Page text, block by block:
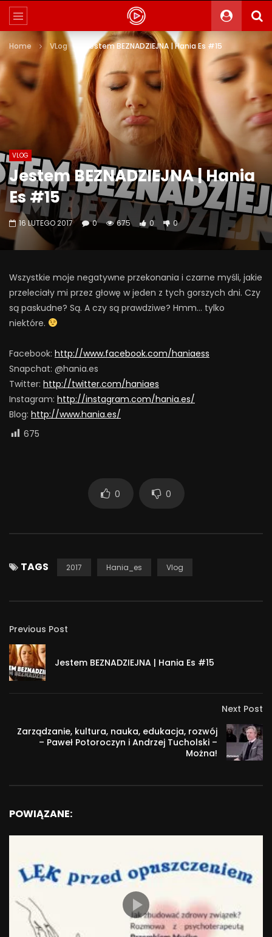
Home VLog Jestem BEZNADZIEJNA | Hania Es #15
VLOG
Jestem BEZNADZIEJNA | Hania
Es #15
16 LUTEGO 2017 0 675 0 0
Wszystkie moje negatywne przekonania i czarne myśli, jakie
przeleciały mi przez głowę w jeden z tych gorszych dni. Czy
są paskudne? Są. A czy są prawdziwe? Hmm… tylko
niektóre.
Facebook: http://www.facebook.com/haniaess
Snapchat: @hania.es
Twitter: http://twitter.com/haniaes
Instagram: http://instagram.com/hania.es/
Blog: http://www.hania.es/
675
0 0
TAGS 2017 Hania_es Vlog
Previous Post
Jestem BEZNADZIEJNA | Hania Es #15
Next Post
Zarządzanie, kultura, nauka, edukacja, rozwój
– Paweł Potoroczyn i Andrzej Tucholski –
Można!
POWIĄZANE: